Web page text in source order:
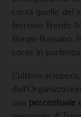
corsa quelle del
ferrovie Trento-
Borgo-Bassano.
corse in
L’ultimo
una percentuale